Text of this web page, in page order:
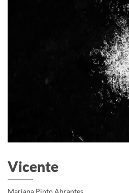
Vicente
Mariana Pinto Abrantes